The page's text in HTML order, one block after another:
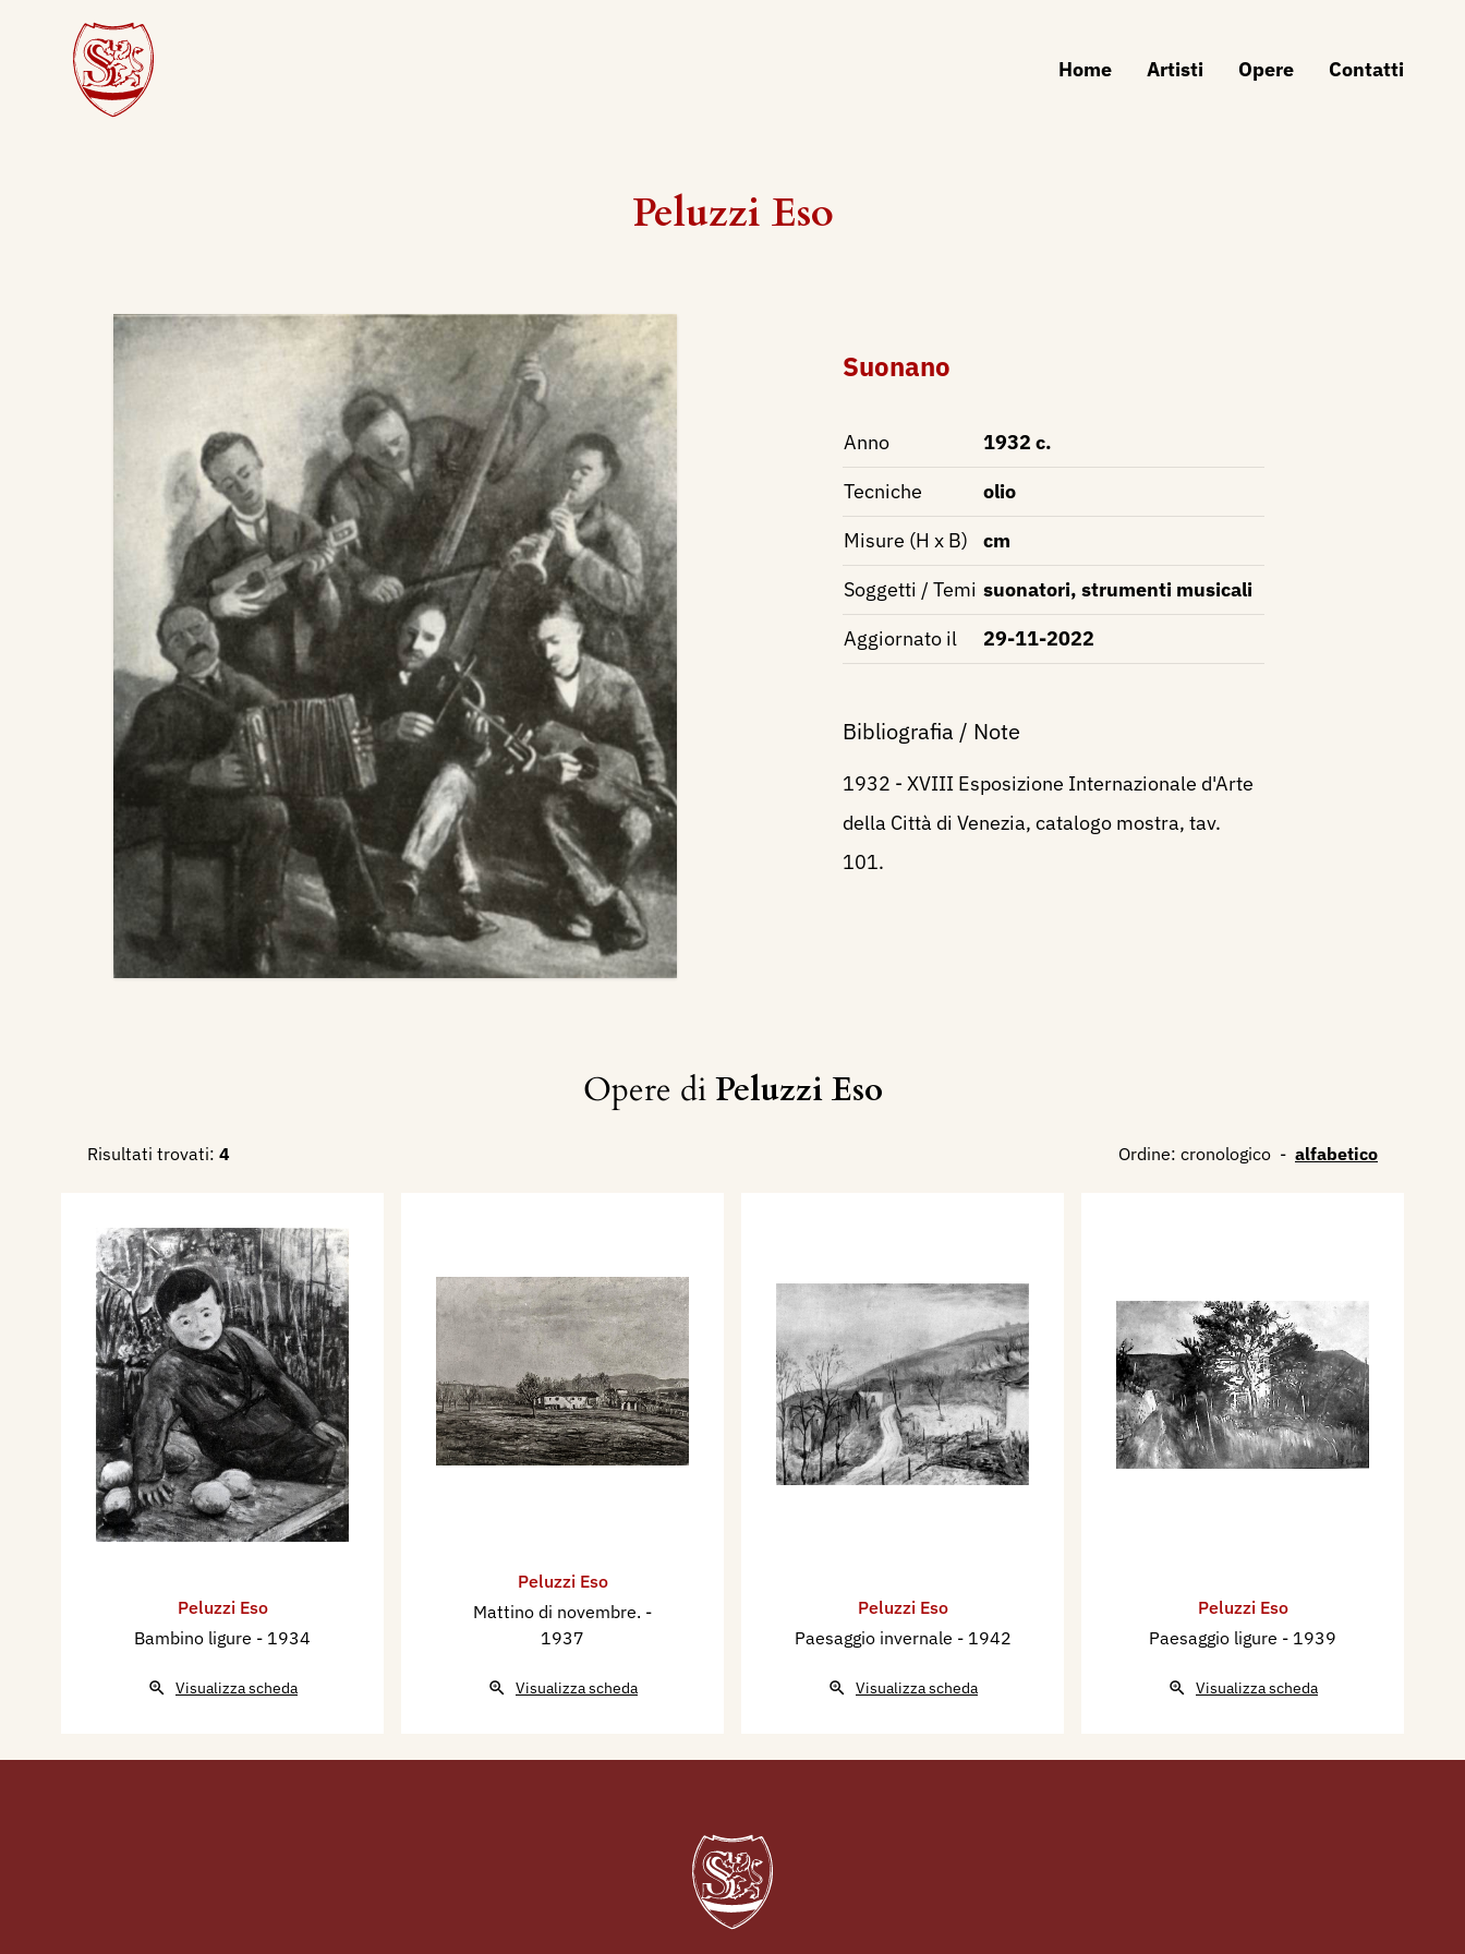
Home Artisti Opere Contatti
Peluzzi Eso
Suonano
Anno
1932 c.
Tecniche
olio
Misure (H x B)
cm
Soggetti / Temi suonatori, strumenti musicali
Aggiornato il
29-11-2022
Bibliografia / Note
1932 - XVIII Esposizione Internazionale d'Arte
della Città di Venezia, catalogo mostra, tav.
101.
Opere diPeluzzi Eso
Risultati trovati: 4 Ordine: cronologico - alfabetico
Peluzzi Eso
Bambino ligure - 1934
Visualizza scheda
Peluzzi Eso
Mattino di novembre. -
1937
Visualizza scheda
Peluzzi Eso
Paesaggio invernale - 1942
Visualizza scheda
Peluzzi Eso
Paesaggio ligure - 1939
Visualizza scheda